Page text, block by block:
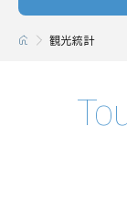
観光統計